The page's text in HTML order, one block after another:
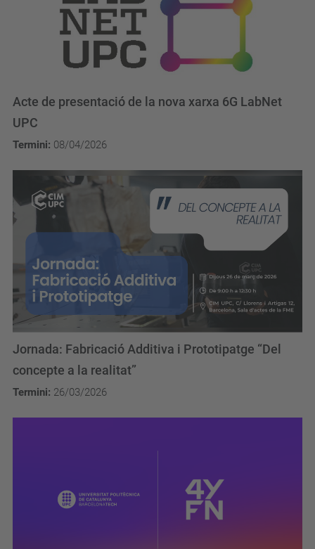
Acte de presentació de la nova xarxa 6G LabNet
UPC
Termini: 08/04/2026
Jornada: Fabricació Additiva i Prototipatge “Del
concepte a la realitat”
Termini: 26/03/2026